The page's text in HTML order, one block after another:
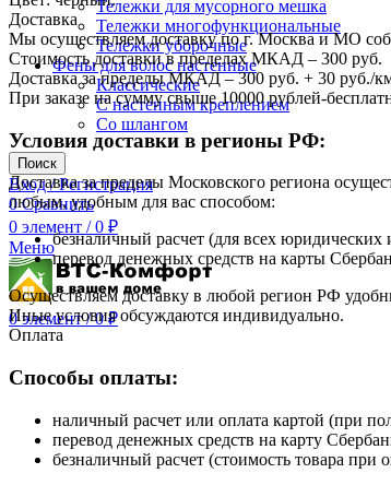
Тележки для мусорного мешка
Тележки многофункциональные
Тележки уборочные
Фены для волос настенные
Классические
С настенным креплением
Со шлангом
Поиск
Вход / Регистрация
0 Сравнить
0 элемент / 0 ₽
Меню
0элемент / 0₽
Доставка
Мы осуществляем доставку по г. Москва и МО
Стоимость доставки в пределах МКАД – 300 руб.
Доставка за пределы МКАД – 300 руб. + 30 руб./
При заказе на сумму свыше 10000 рублей-
Условия доставки в регионы РФ:
Доставка за пределы Московского региона
любым, удобным для вас способом:
безналичный расчет (для всех юридических
перевод денежных средств на карты
Осуществляем доставку в любой регион РФ
Иные условия обсуждаются индивидуально.
Оплата
Способы оплаты:
наличный расчет или оплата картой (при
перевод денежных средств на карту
безналичный расчет (стоимость товара при